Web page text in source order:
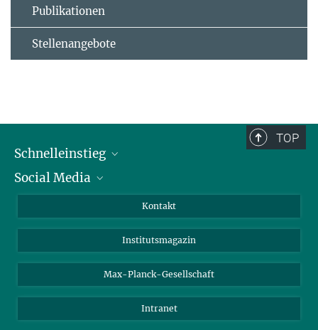
Publikationen
Stellenangebote
TOP
Schnelleinstieg
Alumni
Schulen
Studierende
Social Media
Facebook
YouTube
Kontakt
Institutsmagazin
Max-Planck-Gesellschaft
Intranet